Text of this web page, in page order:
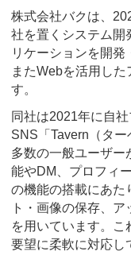
株式会社バクは、
社を置くシステム開
リケーションを開発
またWebを活用し
す。
同社は2021年に自
SNS「Tavern（タ
多数の一般ユーザ
能やDM、プロフィ
の機能の搭載にあた
ト・画像の保存、
を用いています。
要望に柔軟に対応し